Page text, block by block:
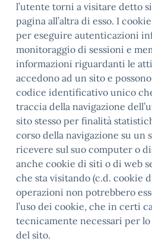
l’utente torni a visitare detto
pagina all’altra di esso. I
per eseguire autenticazioni
monitoraggio di sessioni e
informazioni riguardanti le
accedono ad un sito e
codice identificativo unico
traccia della navigazione
sito stesso per finalità
corso della navigazione su un
ricevere sul suo computer o
anche cookie di siti o di web
che sta visitando (c.d. cookie
operazioni non potrebbero
l’uso dei cookie, che in certi
tecnicamente necessari per
del sito.